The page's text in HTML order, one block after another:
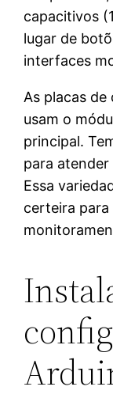
capacitivos
lugar de
interfaces
As placas
usam o
principal.
para
Essa
certeira para